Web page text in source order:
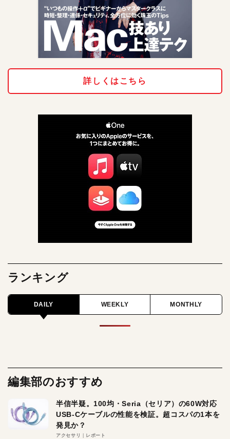
詳しくはこちら
ランキング
DAILY WEEKLY MONTHLY
編集部のおすすめ
半信半疑。100均・Seria（セリア）の60W対応
USB-Cケーブルの性能を検証。超コスパの1本を
発見か？
アクセサリ レポート